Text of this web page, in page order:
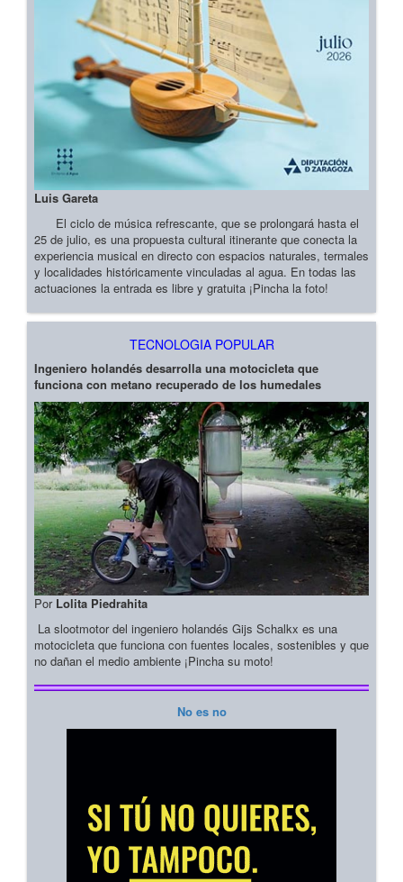
Luis Gareta
El ciclo de música refrescante, que se prolongará hasta el
25 de julio, es una propuesta cultural itinerante que conecta la
experiencia musical en directo con espacios naturales, termales
y localidades históricamente vinculadas al agua. En todas las
actuaciones la entrada es libre y gratuita ¡Pincha la foto!
TECNOLOGIA POPULAR
Ingeniero holandés desarrolla una motocicleta que
funciona con metano recuperado de los humedales
Por Lolita Piedrahita
La slootmotor del ingeniero holandés Gijs Schalkx es una
motocicleta que funciona con fuentes locales, sostenibles y que
no dañan el medio ambiente ¡Pincha su moto!
No es no